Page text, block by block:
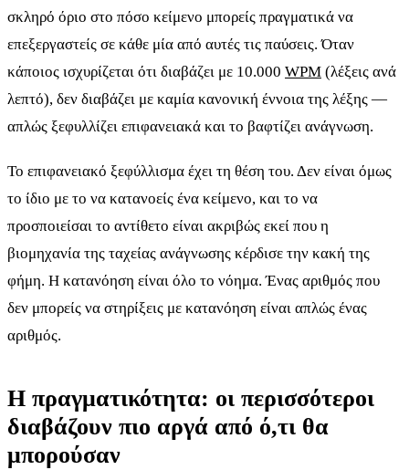
σκληρό όριο στο πόσο κείμενο μπορείς πραγματικά να
επεξεργαστείς σε κάθε μία από αυτές τις παύσεις. Όταν
κάποιος ισχυρίζεται ότι διαβάζει με 10.000 WPM (λέξεις ανά
λεπτό), δεν διαβάζει με καμία κανονική έννοια της λέξης —
απλώς ξεφυλλίζει επιφανειακά και το βαφτίζει ανάγνωση.
Το επιφανειακό ξεφύλλισμα έχει τη θέση του. Δεν είναι όμως
το ίδιο με το να κατανοείς ένα κείμενο, και το να
προσποιείσαι το αντίθετο είναι ακριβώς εκεί που η
βιομηχανία της ταχείας ανάγνωσης κέρδισε την κακή της
φήμη. Η κατανόηση είναι όλο το νόημα. Ένας αριθμός που
δεν μπορείς να στηρίξεις με κατανόηση είναι απλώς ένας
αριθμός.
Η πραγματικότητα: οι περισσότεροι
διαβάζουν πιο αργά από ό,τι θα
μπορούσαν